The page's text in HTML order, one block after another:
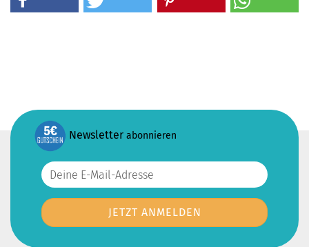
Newsletter abonnieren